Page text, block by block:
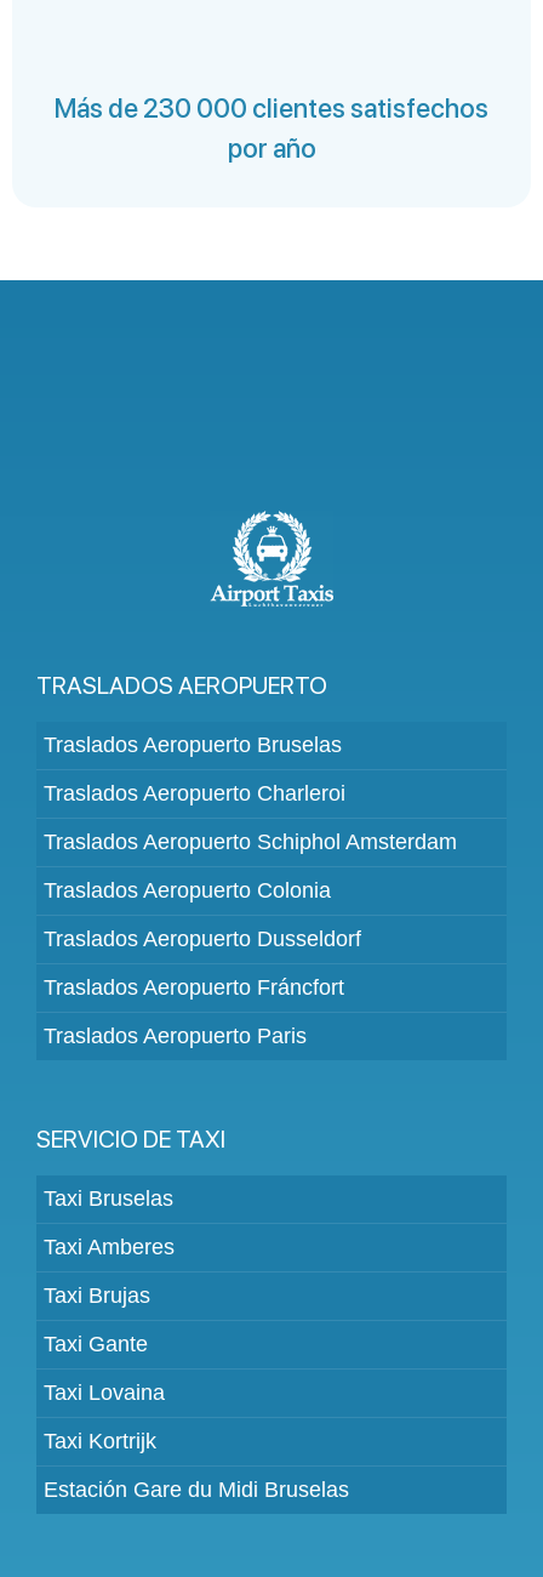
Más de 230 000 clientes satisfechos
por año
TRASLADOS AEROPUERTO
Traslados Aeropuerto Bruselas
Traslados Aeropuerto Charleroi
Traslados Aeropuerto Schiphol Amsterdam
Traslados Aeropuerto Colonia
Traslados Aeropuerto Dusseldorf
Traslados Aeropuerto Fráncfort
Traslados Aeropuerto Paris
SERVICIO DE TAXI
Taxi Bruselas
Taxi Amberes
Taxi Brujas
Taxi Gante
Taxi Lovaina
Taxi Kortrijk
Estación Gare du Midi Bruselas